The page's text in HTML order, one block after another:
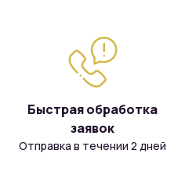
Быстрая обработка
заявок
Отправка в течении 2 дней